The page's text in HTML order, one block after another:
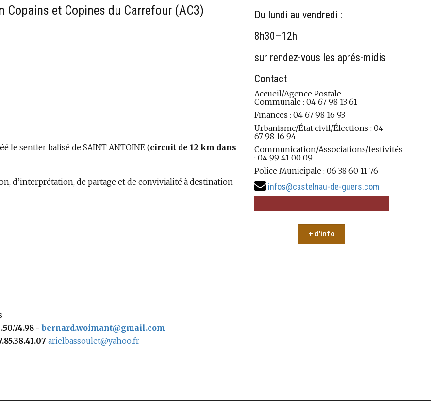
Copains et Copines du Carrefour (AC3)
le sentier balisé de SAINT ANTOINE (circuit de 12 km dans
d’interprétation, de partage et de convivialité à destination
-bernard.woimant@gmail.com
arielbassoulet@yahoo.fr
Du lundi au vendredi :
8h30–12h
sur rendez-vous les aprés-midis
Contact
Accueil/Agence Postale
Communale : 04 67 98 13 61
Finances : 04 67 98 16 93
Urbanisme/État civil/Élections : 04
67 98 16 94
Communication/Associations/festivités
: 04 99 41 00 09
Police Municipale : 06 38 60 11 76
infos@castelnau-de-guers.com
+ d'info